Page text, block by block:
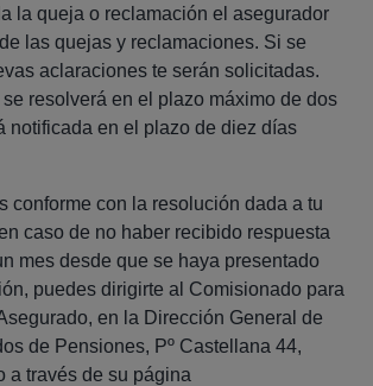
la queja o reclamación el asegurador
las quejas y reclamaciones. Si se
aclaraciones te serán solicitadas.
resolverá en el plazo máximo de dos
notificada en el plazo de diez días
conforme con la resolución dada a tu
caso de no haber recibido respuesta
mes desde que se haya presentado
puedes dirigirte al Comisionado para
en la Dirección General de
de Pensiones, Pº Castellana 44,
a través de su página